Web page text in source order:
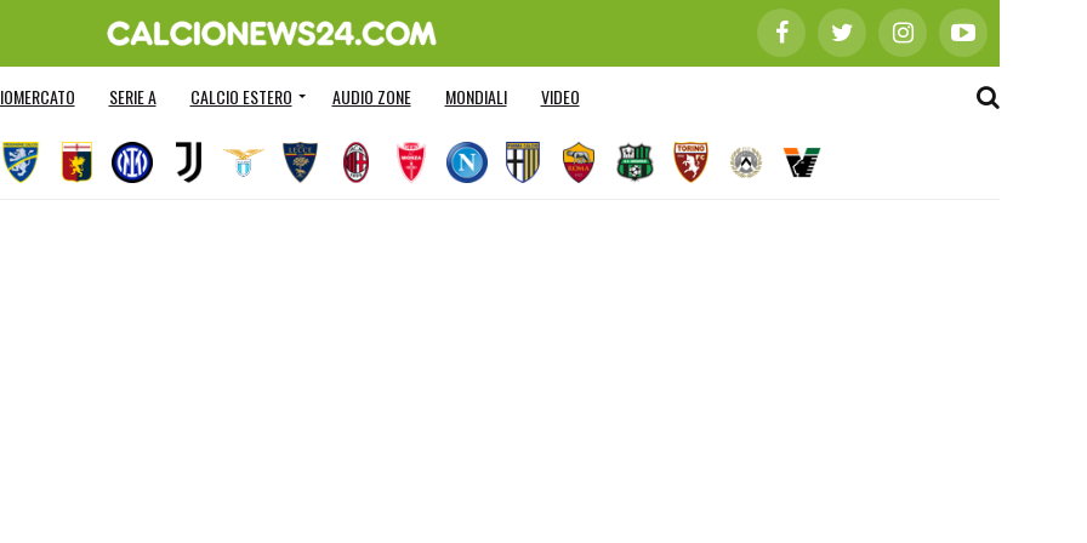
SERIE A CALCIO ESTERO AUDIO ZONE MONDIALI VIDEO